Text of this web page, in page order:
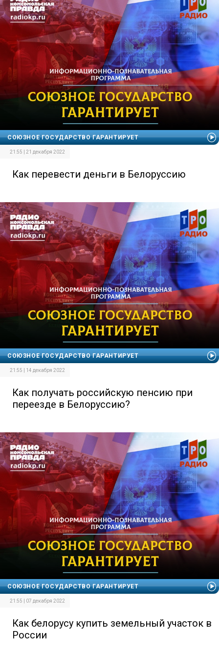
СОЮЗНОЕ ГОСУДАРСТВО ГАРАНТИРУЕТ
21:55 | 21 декабря 2022
Как перевести деньги в Белоруссию
СОЮЗНОЕ ГОСУДАРСТВО ГАРАНТИРУЕТ
21:55 | 14 декабря 2022
Как получать российскую пенсию при
переезде в Белоруссию?
СОЮЗНОЕ ГОСУДАРСТВО ГАРАНТИРУЕТ
21:55 | 07 декабря 2022
Как белорусу купить земельный участок в
России